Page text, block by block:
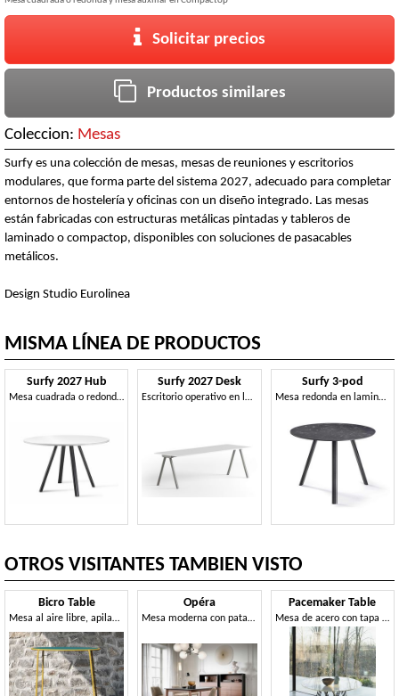
Solicitar precios
Productos similares
Coleccion: Mesas
Surfy es una colección de mesas, mesas de reuniones y escritorios
modulares, que forma parte del sistema 2027, adecuado para completar
entornos de hostelería y oficinas con un diseño integrado. Las mesas
están fabricadas con estructuras metálicas pintadas y tableros de
laminado o compactop, disponibles con soluciones de pasacables
metálicos.
Design Studio Eurolinea
MISMA LÍNEA DE PRODUCTOS
Surfy 2027 Hub
Mesa cuadrada o redonda y escritorio en laminado
Surfy 2027 Desk
Escritorio operativo en laminado
Surfy 3-pod
Mesa redonda en laminado o Compactop
OTROS VISITANTES TAMBIEN VISTO
Bicro Table
Mesa al aire libre, apilable, en acero
Opéra
Mesa moderna con patas cónicas giradas hacia adentro.
Pacemaker Table
Mesa de acero con tapa redonda de metal, HPL o vitrocerámica